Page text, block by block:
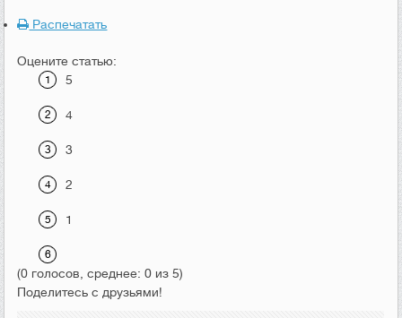
Распечатать
Оцените статью:
5
4
3
2
1
(0 голосов, среднее: 0 из 5)
Поделитесь с друзьями!